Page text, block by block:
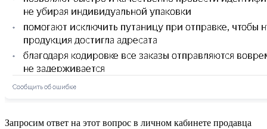
Запросим ответ на этот вопрос в личном кабинете продавца